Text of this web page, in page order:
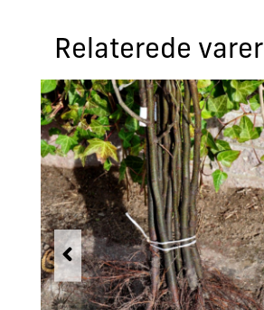
Relaterede varer